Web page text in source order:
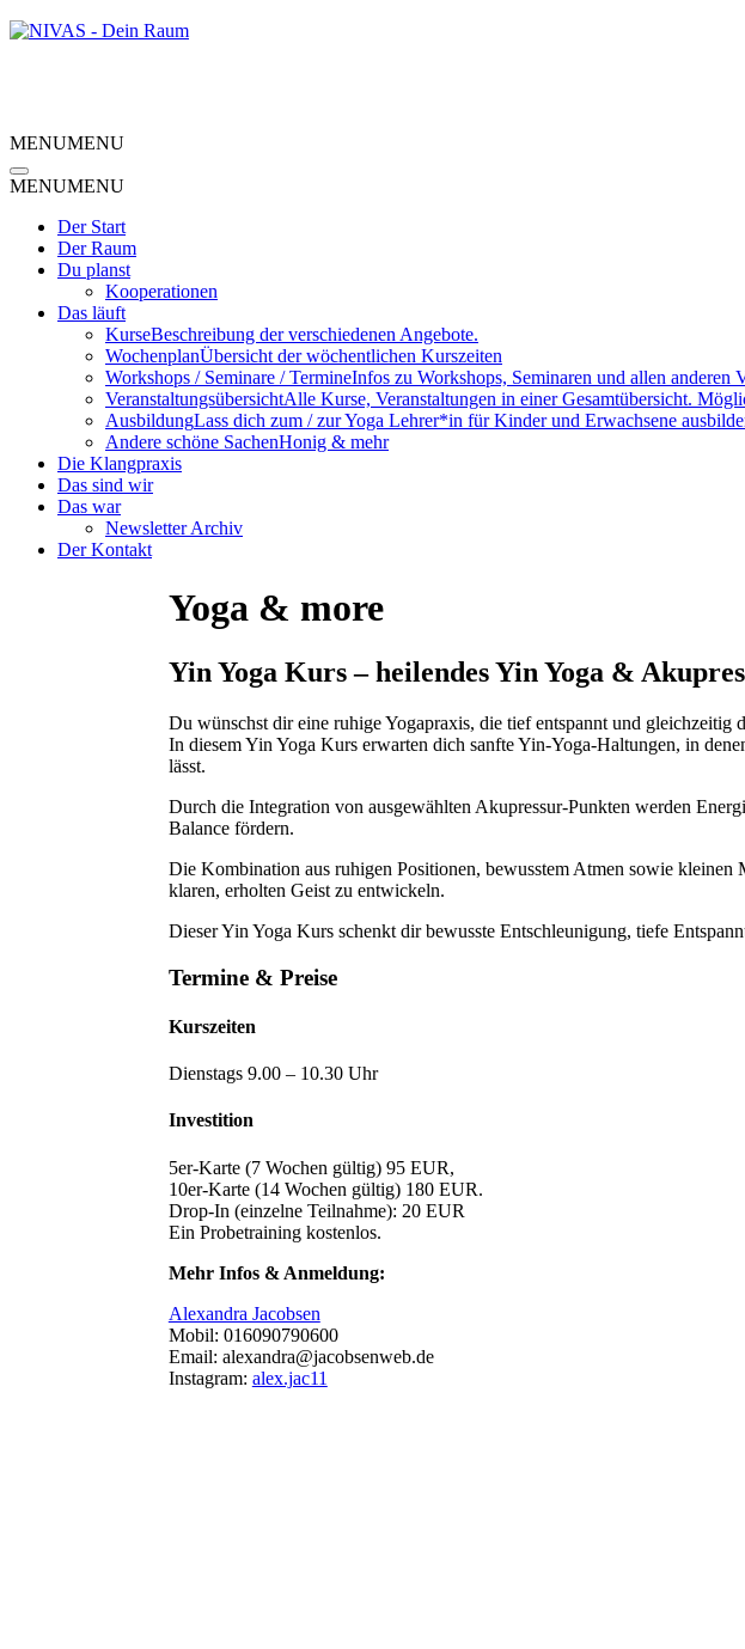
MENUMENU
MENUMENU
Der Start
Der Raum
Du planst
Kooperationen
Das läuft
KurseBeschreibung der verschiedenen Angebote.
WochenplanÜbersicht der wöchentlichen Kurszeiten
Workshops / Seminare / TermineInfos zu Workshops, Seminaren und allen anderen
VeranstaltungsübersichtAlle Kurse, Veranstaltungen in einer Gesamtübersicht.
AusbildungLass dich zum / zur Yoga Lehrer*in für Kinder und Erwachsene
Andere schöne SachenHonig & mehr
Die Klangpraxis
Das sind wir
Das war
Newsletter Archiv
Der Kontakt
Yoga & more
Yin Yoga Kurs – heilendes Yin Yoga &
Du wünschst dir eine ruhige Yogapraxis, die tief entspannt und gleichzeitig
In diesem Yin Yoga Kurs erwarten dich sanfte Yin-Yoga-Haltungen, in
lässt.
Durch die Integration von ausgewählten Akupressur-Punkten werden
Balance fördern.
Die Kombination aus ruhigen Positionen, bewusstem Atmen sowie kleinen
klaren, erholten Geist zu entwickeln.
Dieser Yin Yoga Kurs schenkt dir bewusste Entschleunigung, tiefe
Termine & Preise
Kurszeiten
Dienstags 9.00 – 10.30 Uhr
Investition
5er-Karte (7 Wochen gültig) 95 EUR,
10er-Karte (14 Wochen gültig) 180 EUR.
Drop-In (einzelne Teilnahme): 20 EUR
Ein Probetraining kostenlos.
Mehr Infos & Anmeldung:
Alexandra Jacobsen
Mobil: 016090790600
Email: alexandra@jacobsenweb.de
Instagram: alex.jac11